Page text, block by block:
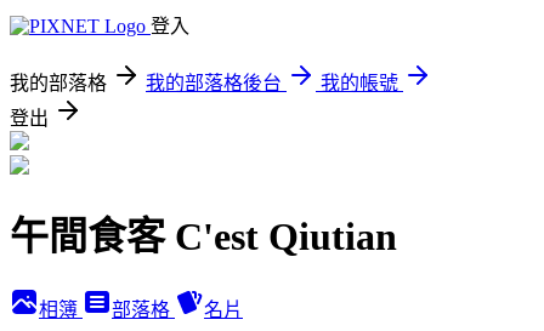
登入
我的部落格 我的部落格後台
我的帳號
登出
午間食客 C'est Qiutian
相簿 部落格 名片